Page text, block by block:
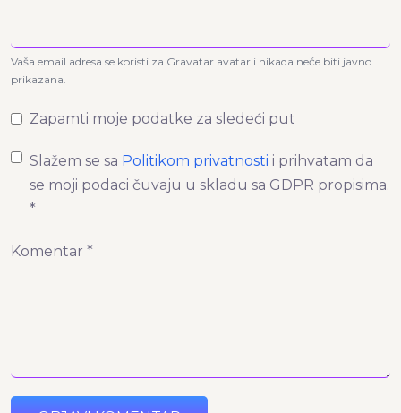
Vaša email adresa se koristi za Gravatar avatar i nikada neće biti javno
prikazana.
Zapamti moje podatke za sledeći put
Slažem se sa Politikom privatnosti i prihvatam da
se moji podaci čuvaju u skladu sa GDPR propisima.
*
Komentar *